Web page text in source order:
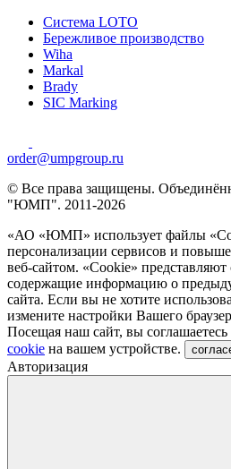
Система LOTO
Бережливое производство
Wiha
Markal
Brady
SIC Marking
order@umpgroup.ru
© Все права защищены.
"ЮМП". 2011-2026
«АО «ЮМП» использует файлы
персонализации сервисов и
веб-сайтом. «Cookie»
содержащие информацию о
сайта. Если вы не хотите
измените настройки Вашего
Посещая наш сайт, вы соглашаетесь
cookie на вашем устройстве.
Авторизация